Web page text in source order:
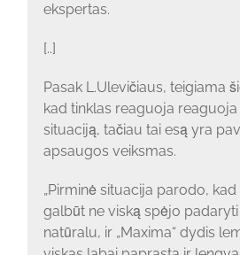
ekspertas.
[..]
Pasak L.Ulevičiaus, teigiama
kad tinklas reaguoja
situaciją, tačiau tai esą yra
apsaugos veiksmas.
„Pirminė situacija parodo, kad
galbūt ne viską spėjo padaryti
natūralu, ir „Maxima“ dydis